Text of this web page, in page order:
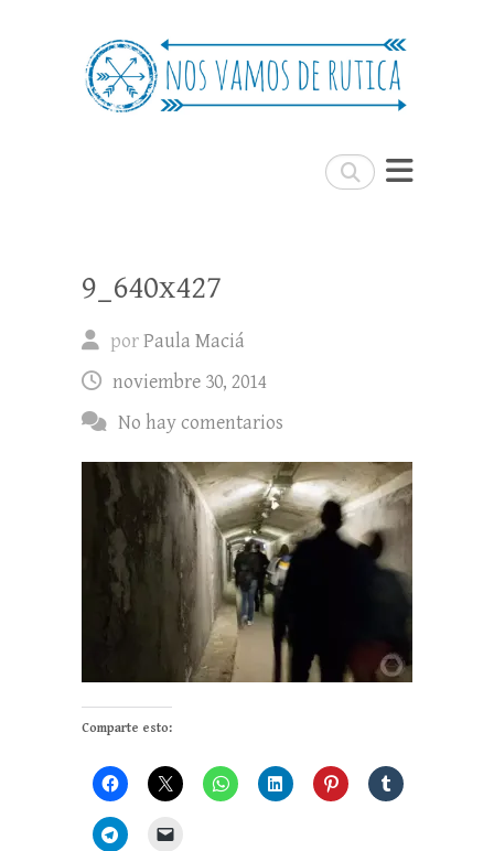
Buscar
Nos Vamos de Rutica
9_640x427
porPaula Maciá
noviembre 30, 2014
No hay comentarios
Comparte esto: